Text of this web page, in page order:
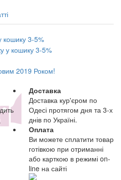
кошику 3-5%
Доставка
Доставка кур'єром по
Одесі протягом дня та 3-х
днів по Україні.
Оплата
Ви можете сплатити товар
готівкою при отриманні
або карткою в режимі on-
line на сайті